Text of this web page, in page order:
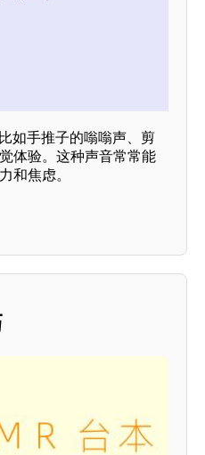
如手推子的嗡嗡声、剪
体验。这种声音常常能
和焦虑。